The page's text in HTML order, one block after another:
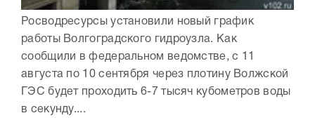
Росводресурсы установили новый график
работы Волгоградского гидроузла. Как
сообщили в федеральном ведомстве, с 11
августа по 10 сентября через плотину Волжской
ГЭС будет проходить 6-7 тысяч кубометров воды
в секунду....